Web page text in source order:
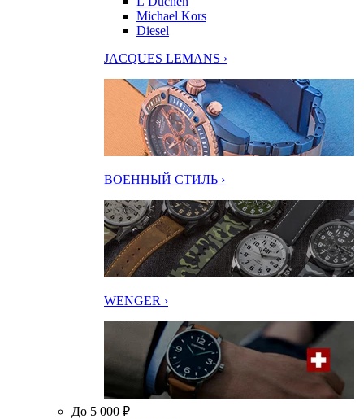
Michael Kors
Diesel
JACQUES LEMANS ›
ВОЕННЫЙ СТИЛЬ ›
WENGER ›
До 5 000 ₽